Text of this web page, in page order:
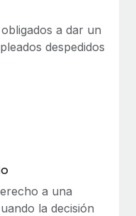
y Contractor
a empresas de
y...
equitativo
es complicado. Tardas
al mes...
a dar un
despedidos
a una
la decisión